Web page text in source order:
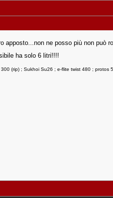
apposto...non ne posso più non può
ha solo 6 litri!!!!
(rip) ; Sukhoi Su26 ; e-flite twist 480 ; protos